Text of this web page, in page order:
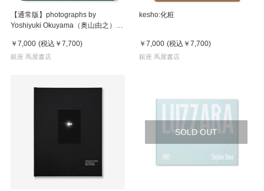
【通常版】photographs by
Yoshiyuki Okuyama（奥山由之）写
￥7,000 (税込 ￥7,700)
銀座 蔦屋書店
kesho:化粧
￥7,000 (税込 ￥7,700)
銀座 蔦屋書店
SOLD OUT